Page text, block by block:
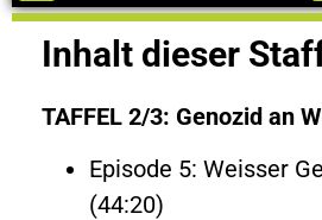
Inhalt dieser
TAFFEL 2/3: Genozid an
Episode 5: Weisser
(44:20)